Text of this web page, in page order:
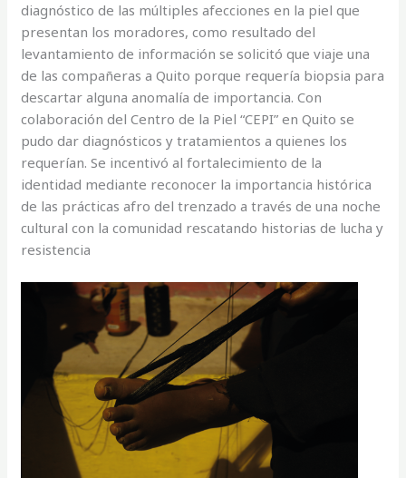
diagnóstico de las múltiples afecciones en la piel que
presentan los moradores, como resultado del
levantamiento de información se solicitó que viaje una
de las compañeras a Quito porque requería biopsia para
descartar alguna anomalía de importancia. Con
colaboración del Centro de la Piel “CEPI” en Quito se
pudo dar diagnósticos y tratamientos a quienes los
requerían. Se incentivó al fortalecimiento de la
identidad mediante reconocer la importancia histórica
de las prácticas afro del trenzado a través de una noche
cultural con la comunidad rescatando historias de lucha y
resistencia